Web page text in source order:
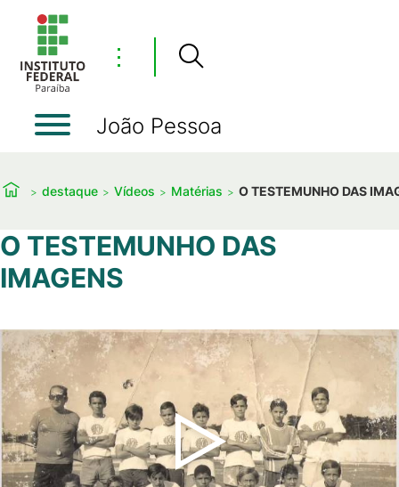
⋮
João Pessoa
destaque Vídeos Matérias O TESTEMUNHO DAS
O TESTEMUNHO DAS
IMAGENS